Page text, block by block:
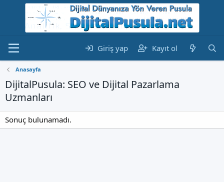
Giriş yap Kayıt ol
Anasayfa
DijitalPusula: SEO ve Dijital Pazarlama
Uzmanları
Sonuç bulunamadı.